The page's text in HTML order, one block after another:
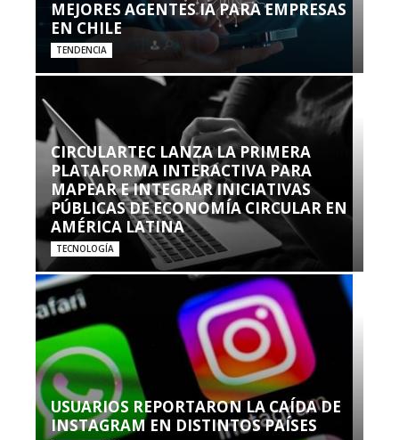
MEJORES AGENTES IA PARA EMPRESAS
EN CHILE
TENDENCIA
CIRCULARTEC LANZA LA PRIMERA
PLATAFORMA INTERACTIVA PARA
MAPEAR E INTEGRAR INICIATIVAS
PÚBLICAS DE ECONOMÍA CIRCULAR EN
AMÉRICA LATINA
TECNOLOGÍA
USUARIOS REPORTARON LA CAÍDA DE
INSTAGRAM EN DISTINTOS PAÍSES